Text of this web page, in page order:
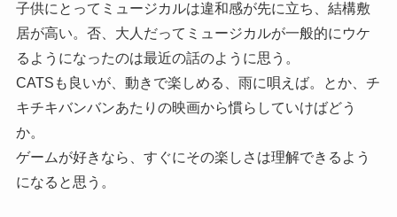
子供にとってミュージカルは違和感が先に立ち、結構敷
居が高い。否、大人だってミュージカルが一般的にウケ
るようになったのは最近の話のように思う。
CATSも良いが、動きで楽しめる、雨に唄えば。とか、チ
キチキバンバンあたりの映画から慣らしていけばどう
か。
ゲームが好きなら、すぐにその楽しさは理解できるよう
になると思う。